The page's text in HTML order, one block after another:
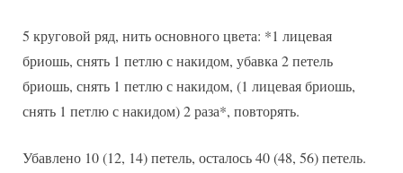
5 круговой ряд, нить основного цвета: *1 лицевая
бриошь, снять 1 петлю с накидом, убавка 2 петель
бриошь, снять 1 петлю с накидом, (1 лицевая бриошь,
снять 1 петлю с накидом) 2 раза*, повторять.
Убавлено 10 (12, 14) петель, осталось 40 (48, 56) петель.